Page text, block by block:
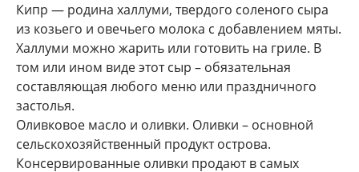
Кипр — родина халлуми, твердого соленого сыра
из козьего и овечьего молока с добавлением мяты.
Халлуми можно жарить или готовить на гриле. В
том или ином виде этот сыр – обязательная
составляющая любого меню или праздничного
застолья.
Оливковое масло и оливки. Оливки – основной
сельскохозяйственный продукт острова.
Консервированные оливки продают в самых